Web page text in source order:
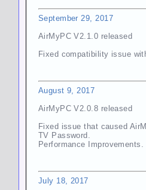
September 29, 2017
AirMyPC V2.1.0 released
Fixed compatibility issue
August 9, 2017
AirMyPC V2.0.8 released
Fixed issue that caused
TV Password.
Performance Improvements.
July 18, 2017